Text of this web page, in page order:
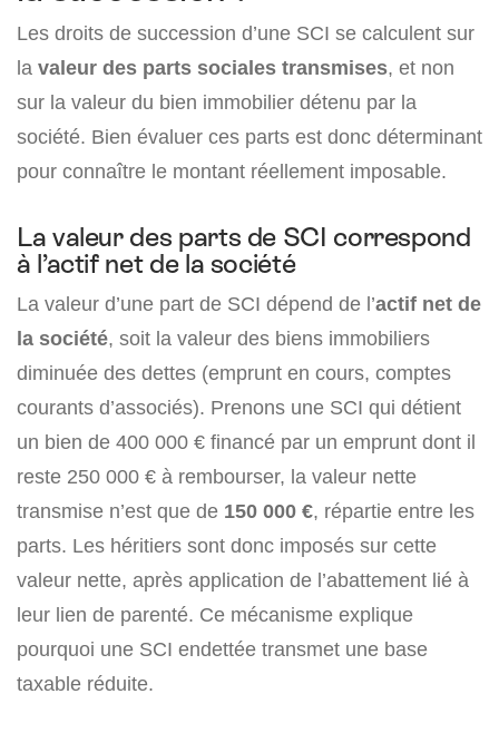
Les droits de succession d’une SCI se calculent sur
la valeur des parts sociales transmises, et non
sur la valeur du bien immobilier détenu par la
société. Bien évaluer ces parts est donc déterminant
pour connaître le montant réellement imposable.
La valeur des parts de SCI correspond
à l’actif net de la société
La valeur d’une part de SCI dépend de l’actif net de
la société, soit la valeur des biens immobiliers
diminuée des dettes (emprunt en cours, comptes
courants d’associés). Prenons une SCI qui détient
un bien de 400 000 € financé par un emprunt dont il
reste 250 000 € à rembourser, la valeur nette
transmise n’est que de 150 000 €, répartie entre les
parts. Les héritiers sont donc imposés sur cette
valeur nette, après application de l’abattement lié à
leur lien de parenté. Ce mécanisme explique
pourquoi une SCI endettée transmet une base
taxable réduite.